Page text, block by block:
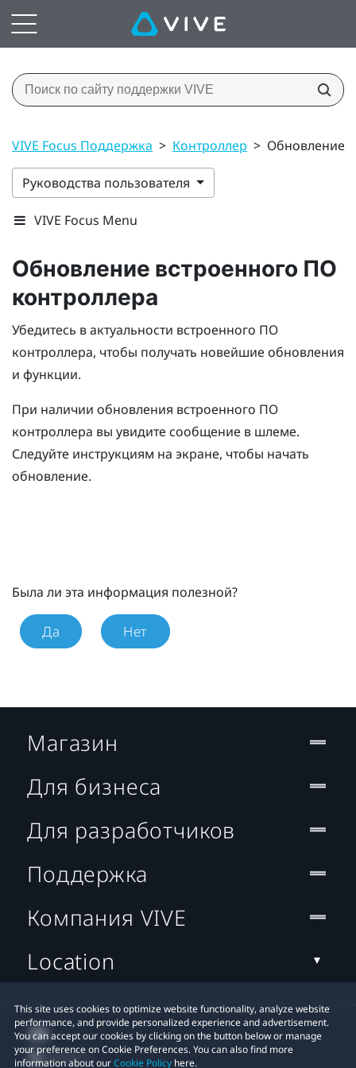
VIVE Focus Поддержка > Контроллер > Обновление
Руководства пользователя
VIVE Focus Menu
Обновление встроенного ПО
контроллера
Убедитесь в актуальности встроенного ПО
контроллера, чтобы получать новейшие обновления
и функции.
При наличии обновления встроенного ПО
контроллера вы увидите сообщение в шлеме.
Следуйте инструкциям на экране, чтобы начать
обновление.
Была ли эта информация полезной?
Да Нет
This site uses cookies to optimize website functionality, analyze website
performance, and provide personalized experience and advertisement.
You can accept our cookies by clicking on the button below or manage
your preference on Cookie Preferences. You can also find more
information about ourCookie Policy here.
Магазин
Для бизнеса
Для разработчиков
Поддержка
Компания VIVE
Location